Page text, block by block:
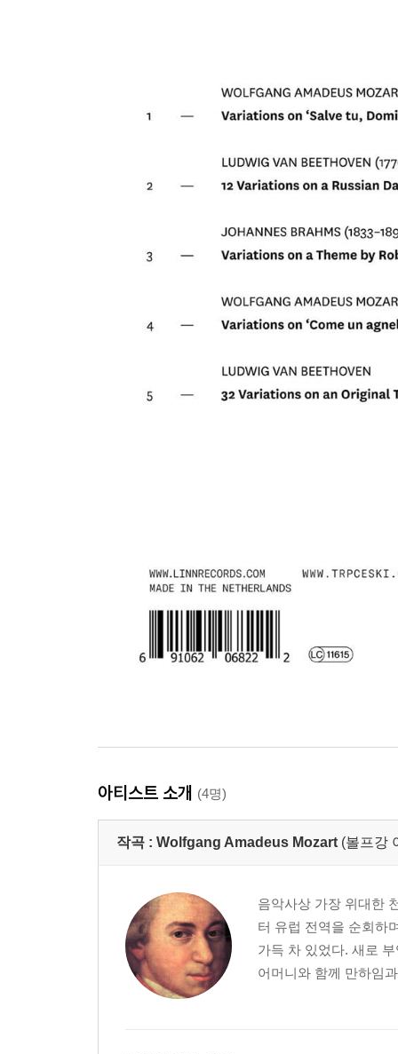
아티스트 소개 (4명)
작곡 : Wolfgang Amadeus Mozart (볼프강
음악사상 가장 위대한
터 유럽 전역을 순회하
가득 차 있었다. 새로
어머니와 함께 만하임